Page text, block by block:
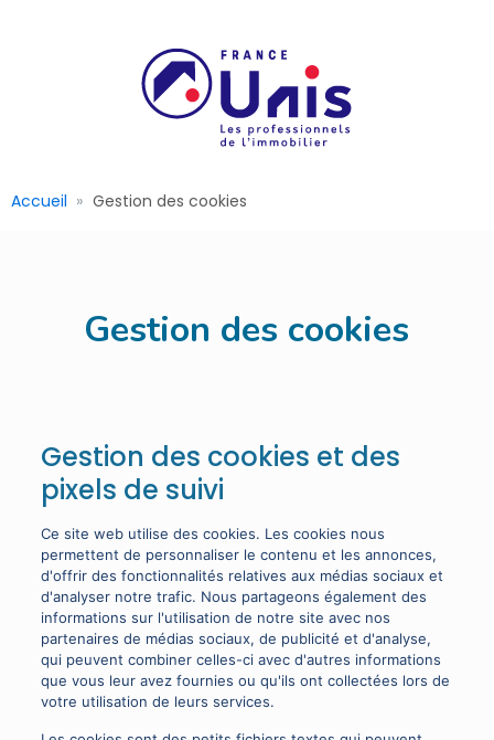
Accueil Gestion des cookies
Gestion des cookies
Gestion des cookies et des
pixels de suivi
Ce site web utilise des cookies. Les cookies nous
permettent de personnaliser le contenu et les annonces,
d'offrir des fonctionnalités relatives aux médias sociaux et
d'analyser notre trafic. Nous partageons également des
informations sur l'utilisation de notre site avec nos
partenaires de médias sociaux, de publicité et d'analyse,
qui peuvent combiner celles-ci avec d'autres informations
que vous leur avez fournies ou qu'ils ont collectées lors de
votre utilisation de leurs services.